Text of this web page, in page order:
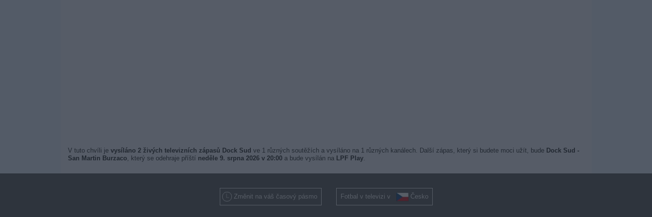
V tuto chvíli je vysíláno 2 živých televizních zápasů Dock Sud ve 1 různých soutěžích a vysíláno na 1 různých kanálech. Další zápas, který si budete moci užít, bude Dock Sud -
San Martin Burzaco, který se odehraje příští neděle 9. srpna 2026 v 20:00a bude vysílán na LPF Play.
Změnit na váš časový pásmo Fotbal v televizi v Česko